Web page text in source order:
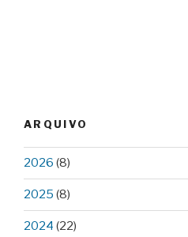
ARQUIVO
2026 (8)
2025 (8)
2024 (22)